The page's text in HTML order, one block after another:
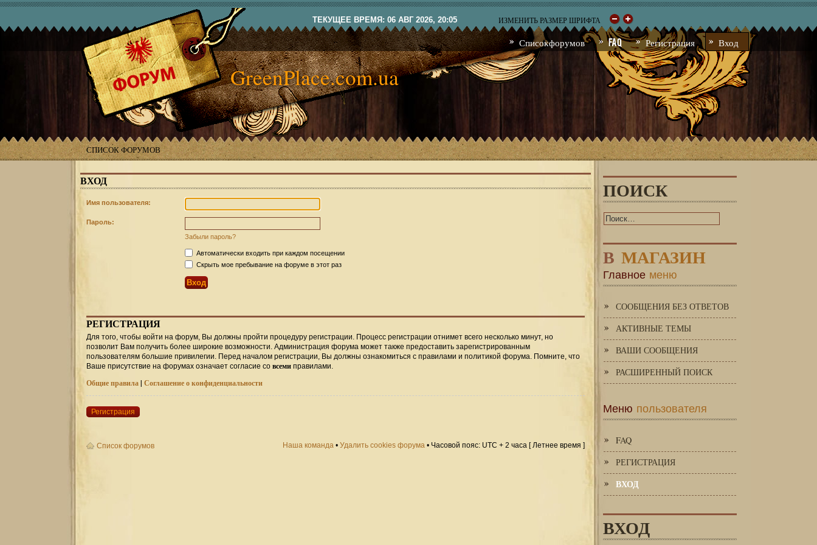
ТЕКУЩЕЕ ВРЕМЯ: 06 АВГ 2026, 20:05 ИЗМЕНИТЬ РАЗМЕР ШРИФТА
Список форумов FAQ Регистрация Вход
GreenPlace.com.ua
СПИСОК ФОРУМОВ
ВХОД
Имя пользователя:
Пароль:
Забыли пароль?
Автоматически входить при каждом посещении
Скрыть мое пребывание на форуме в этот раз
РЕГИСТРАЦИЯ
Для того, чтобы войти на форум, Вы должны пройти процедуру регистрации. Процесс регистрации отнимет всего несколько минут, но
позволит Вам получить более широкие возможности. Администрация форума может также предоставить зарегистрированным
пользователям большие привилегии. Перед началом регистрации, Вы должны ознакомиться с правилами и политикой форума. Помните, что
Ваше присутствие на форумах означает согласие со всеми правилами.
Общие правила| Соглашение о конфиденциальности
Регистрация
Список форумов Наша команда • Удалить cookies форума • Часовой пояс: UTC + 2 часа [ Летнее время ]
ПОИСК
В МАГАЗИН
Главное меню
СООБЩЕНИЯ БЕЗ ОТВЕТОВ
АКТИВНЫЕ ТЕМЫ
ВАШИ СООБЩЕНИЯ
РАСШИРЕННЫЙ ПОИСК
Меню пользователя
FAQ
РЕГИСТРАЦИЯ
ВХОД
ВХОД